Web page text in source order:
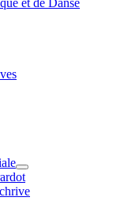
et de Danse